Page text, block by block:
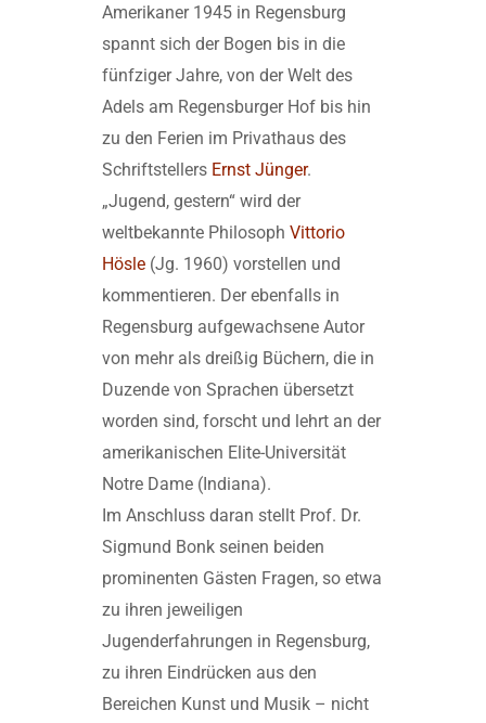
Amerikaner 1945 in Regensburg
spannt sich der Bogen bis in die
fünfziger Jahre, von der Welt des
Adels am Regensburger Hof bis hin
zu den Ferien im Privathaus des
Schriftstellers Ernst Jünger.
„Jugend, gestern“ wird der
weltbekannte Philosoph Vittorio
Hösle (Jg. 1960) vorstellen und
kommentieren. Der ebenfalls in
Regensburg aufgewachsene Autor
von mehr als dreißig Büchern, die in
Duzende von Sprachen übersetzt
worden sind, forscht und lehrt an der
amerikanischen Elite-Universität
Notre Dame (Indiana).
Im Anschluss daran stellt Prof. Dr.
Sigmund Bonk seinen beiden
prominenten Gästen Fragen, so etwa
zu ihren jeweiligen
Jugenderfahrungen in Regensburg,
zu ihren Eindrücken aus den
Bereichen Kunst und Musik – nicht